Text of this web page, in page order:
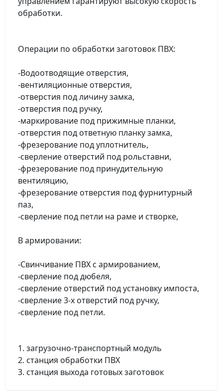
обработки.
Операции по обработки заготовок ПВХ:
-Водоотводящие отверстия,
-вентиляционные отверстия,
-отверстия под личину замка,
-отверстия под ручку,
-маркирование под прижимные планки,
-отверстия под ответную планку замка,
-фрезерование под уплотнитель,
-сверление отверстий под рольставни,
-фрезерование под принудительную
вентиляцию,
-фрезерование отверстия под фурнитурный
паз,
-сверление под петли на раме и створке,
В армировании:
-Свинчивание ПВХ с армированием,
-сверление под дюбеля,
-сверление отверстий под установку импоста,
-сверление 3-х отверстий под ручку,
-сверление под петли.
1. загрузочно-транспортный модуль
2. станция обработки ПВХ
3. станция выхода готовых заготовок